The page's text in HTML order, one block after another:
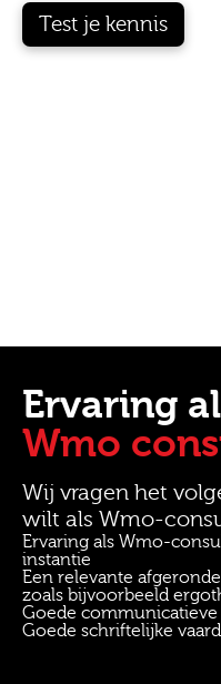
Test je kennis
Ervaring
Wmo
Wij vragen het
wilt als Wmo-
Ervaring als Wmo-
instantie
Een relevante
zoals bijvoorbeeld
Goede
Goede schriftelijke